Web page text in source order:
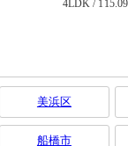
美浜区
船橋市